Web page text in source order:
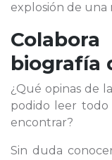
explosión de una
biografía
¿Qué opinas de
podido leer todo
encontrar?
Sin duda